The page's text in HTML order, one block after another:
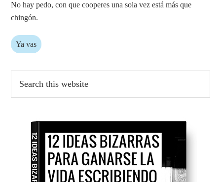
No hay pedo, con que cooperes una sola vez está más que
chingón.
Ya vas